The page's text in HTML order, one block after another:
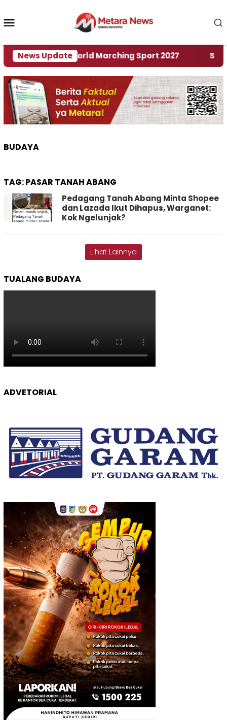
konten
News Update
Rumah World Marching Sport 2027 ‎Soal
BUDAYA
TAG:PASAR TANAH ABANG
Pedagang Tanah Abang Minta Shopee
dan Lazada Ikut Dihapus, Warganet:
Kok Ngelunjak?
Lihat Lainnya
TUALANG BUDAYA
ADVETORIAL